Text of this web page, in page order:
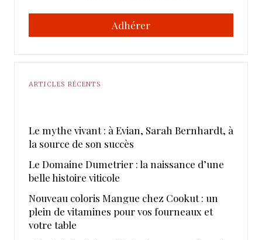
Adhérer
ARTICLES RÉCENTS
Le mythe vivant : à Evian, Sarah Bernhardt, à
la source de son succès
Le Domaine Dumetrier : la naissance d’une
belle histoire viticole
Nouveau coloris Mangue chez Cookut : un
plein de vitamines pour vos fourneaux et
votre table